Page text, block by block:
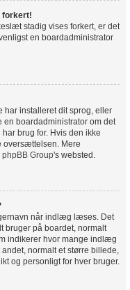
forkert!
stadig vises forkert, er det
en boardadministrator
har installeret dit sprog, eller
en boardadministrator om det
brug for. Hvis den ikke
oversættelsen. Mere
phpBB Group's websted.
når indlæg læses. Det
bruger på boardet, normalt
indikerer hvor mange indlæg
normalt et større billede,
og personligt for hver bruger.